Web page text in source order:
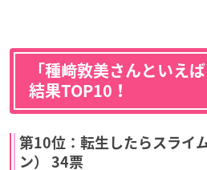
「種﨑敦美さんといえ
結果TOP10！
第10位：転生したらスライ
ン） 34票